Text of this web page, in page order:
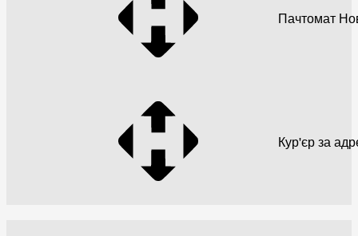
Пачтомат
Кур'єр за